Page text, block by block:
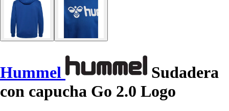
Hummel
Sudadera
con capucha Go 2.0 Logo